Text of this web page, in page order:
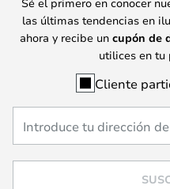
las últimas tendencias en
ahora y recibe un cupón de
utilices en tu
Cliente